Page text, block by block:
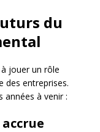
du
jouer un rôle
des entreprises.
années à venir :